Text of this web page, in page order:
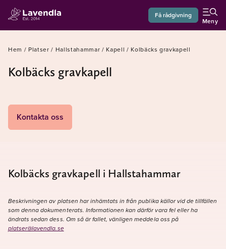
Få rådgivning
Meny
Hem / Platser / Hallstahammar / Kapell / Kolbäcks gravkapell
Kolbäcks gravkapell
Kontakta oss
Kolbäcks gravkapell i Hallstahammar
Beskrivningen av platsen har inhämtats in från publika källor vid de tillfällen
som denna dokumenterats. Informationen kan därför vara fel eller ha
ändrats sedan dess. Om så är fallet, vänligen meddela oss på
platser@lavendla.se